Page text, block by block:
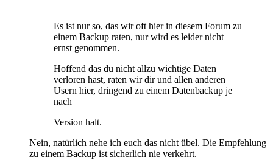
Es ist nur so, das wir oft hier in diesem Forum zu
einem Backup raten, nur wird es leider nicht
ernst genommen.
Hoffend das du nicht allzu wichtige Daten
verloren hast, raten wir dir und allen anderen
Usern hier, dringend zu einem Datenbackup je
nach
Version halt.
Nein, natürlich nehe ich euch das nicht übel. Die Empfehlung
zu einem Backup ist sicherlich nie verkehrt.